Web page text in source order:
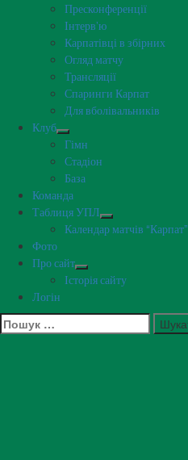
Пресконференції
Інтерв’ю
Карпатівці в збірних
Огляд матчу
Трансляції
Спаринги Карпат
Для вболівальників
Клуб
Гімн
Стадіон
База
Команда
Таблиця УПЛ
Календар матчів “Карпат”
Фото
Про сайт
Історія сайту
Логін
Пошук: